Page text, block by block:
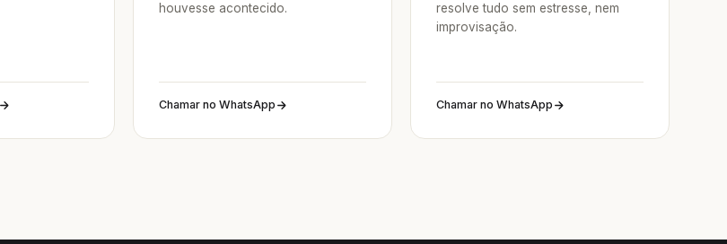
houvesse acontecido.
Chamar no WhatsApp
resolve tudo sem estresse, nem
improvisação.
Chamar no WhatsApp